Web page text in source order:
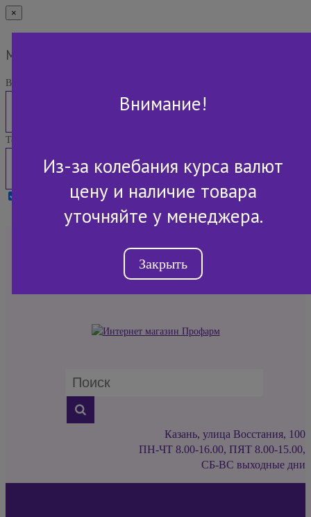
×
Мы Вам перезвоним
Ваше имя:
Телефон:
Я принимаю условия Политики конфиденциальности
+7 (843) 2-507-607
Казань, улица Восстания, 100
ПН-ЧТ 8.00-16.00, ПЯТ 8.00-15.00,
СБ-ВС выходные дни
Внимание!
Из-за колебания курса валют
цену и наличие товара
уточняйте у менеджера.
Закрыть